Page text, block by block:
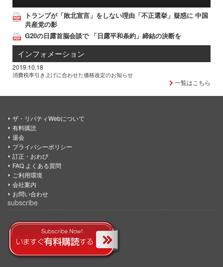
トランプが「敗北宣言」をしない理由「不正選挙」疑惑に 中国
共産党の影
G20の日露首脳会談で 「日露平和条約」締結の決断を
インフォメーション
2019.10.18
消費税率引き上げに合わせた価格改定のお知らせ
一覧はこちら
ザ・リバティWebについて
有料購読
退会
プライバシーポリシー
訂正・おわび
FAQ よくある質問
ご利用環境
会社案内
お問い合わせ
subscribe